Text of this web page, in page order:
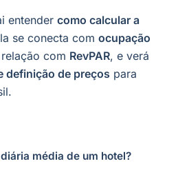
entender como calcular a
se conecta com ocupação
com RevPAR, e verá
definição de preços para
média de um hotel?